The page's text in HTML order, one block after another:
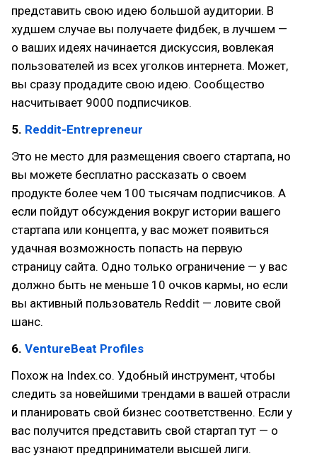
представить свою идею большой аудитории. В
худшем случае вы получаете фидбек, в лучшем —
о ваших идеях начинается дискуссия, вовлекая
пользователей из всех уголков интернета. Может,
вы сразу продадите свою идею. Сообщество
насчитывает 9000 подписчиков.
5. Reddit-Entrepreneur
Это не место для размещения своего стартапа, но
вы можете бесплатно рассказать о своем
продукте более чем 100 тысячам подписчиков. А
если пойдут обсуждения вокруг истории вашего
стартапа или концепта, у вас может появиться
удачная возможность попасть на первую
страницу сайта. Одно только ограничение — у вас
должно быть не меньше 10 очков кармы, но если
вы активный пользователь Reddit — ловите свой
шанс.
6. VentureBeat Profiles
Похож на Index.co. Удобный инструмент, чтобы
следить за новейшими трендами в вашей отрасли
и планировать свой бизнес соответственно. Если у
вас получится представить свой стартап тут — о
вас узнают предприниматели высшей лиги.